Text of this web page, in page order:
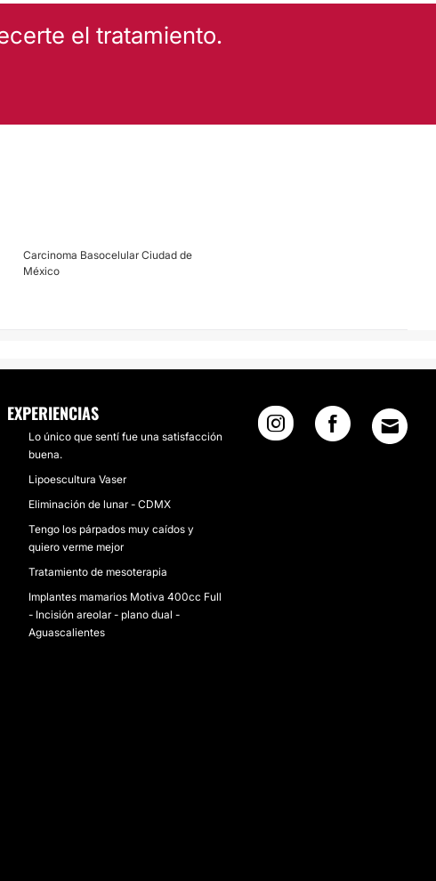
el tratamiento.
Carcinoma Basocelular Ciudad de
México
EXPERIENCIAS
Lo único que sentí fue una satisfacción
buena.
Lipoescultura Vaser
Eliminación de lunar - CDMX
Tengo los párpados muy caídos y
quiero verme mejor
Tratamiento de mesoterapia
Implantes mamarios Motiva 400cc Full
- Incisión areolar - plano dual -
Aguascalientes